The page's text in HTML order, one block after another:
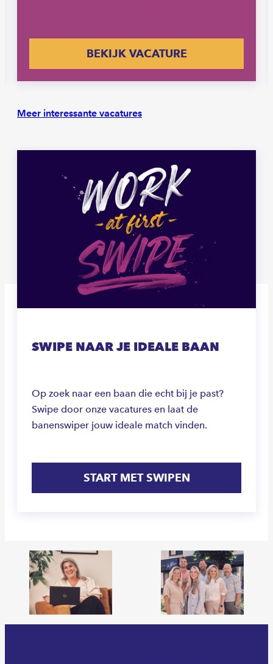
BEKIJK VACATURE
Meer interessante vacatures
SWIPE NAAR JE IDEALE BAAN
Op zoek naar een baan die echt bij je past?
Swipe door onze vacatures en laat de
banenswiper jouw ideale match vinden.
START MET SWIPEN